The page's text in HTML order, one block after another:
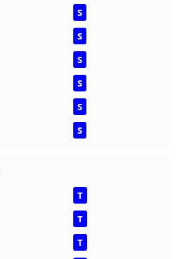
S
S
S
S
S
S
T
T
T